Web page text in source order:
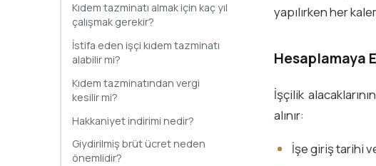
Kıdem tazminatı almak için kaç yıl
çalışmak gerekir?
İstifa eden işçi kıdem tazminatı
alabilir mi?
Kıdem tazminatından vergi
kesilir mi?
Hakkaniyet indirimi nedir?
Giydirilmiş brüt ücret neden
önemlidir?
yapılırken her
Hesaplamaya
İşçilik
alınır:
İşe giriş tarihi